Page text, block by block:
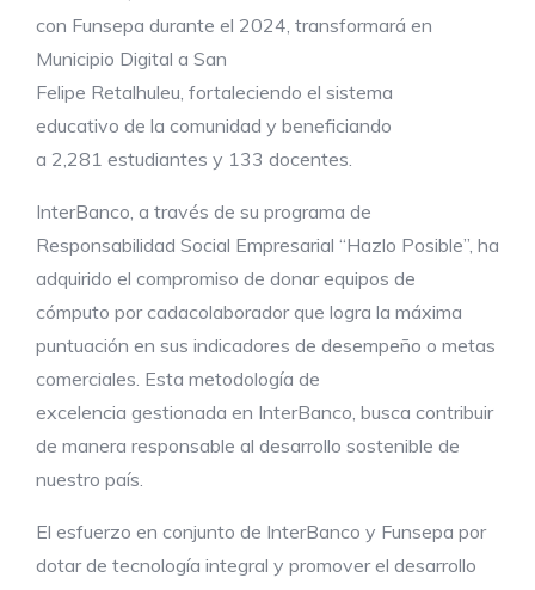
con Funsepa durante el 2024, transformará en
Municipio Digital a San
Felipe Retalhuleu, fortaleciendo el sistema
educativo de la comunidad y beneficiando
a 2,281 estudiantes y 133 docentes.
InterBanco, a través de su programa de
Responsabilidad Social Empresarial “Hazlo Posible”, ha
adquirido el compromiso de donar equipos de
cómputo por cadacolaborador que logra la máxima
puntuación en sus indicadores de desempeño o metas
comerciales. Esta metodología de
excelencia gestionada en InterBanco, busca contribuir
de manera responsable al desarrollo sostenible de
nuestro país.
El esfuerzo en conjunto de InterBanco y Funsepa por
dotar de tecnología integral y promover el desarrollo